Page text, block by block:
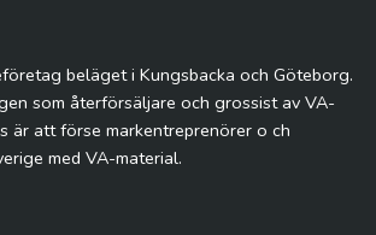
beläget i Kungsbacka och Göteborg.
som återförsäljare och grossist av VA-
är att förse markentreprenörer o ch
med VA-material.